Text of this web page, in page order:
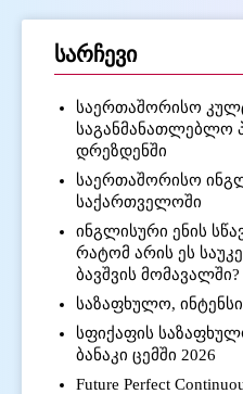
სარჩევი
საერთაშორისო
საგანმანათლებლო
დრეზდენში
საერთაშორისო
საქართველოში
ინგლისური ენის
რატომ არის ეს
ბავშვის მომავალში?
საზაფხულო,
სფიქაფის
ბანაკი ცემში 2026
Future Perfect